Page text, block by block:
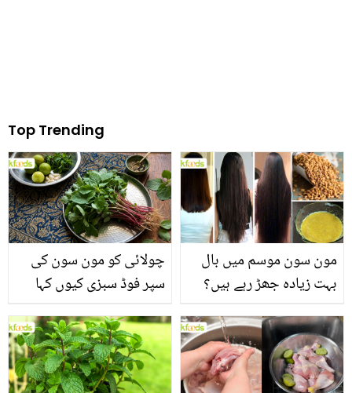
Top Trending
چولائی کو مون سون کی
سپر فوڈ سبزی کیوں کہا
منرلز اور اینٹی آکسیڈنٹس
سے بھرپور اس سبزی کے
فائدے
مون سون موسم میں بال
بہت زیادہ جھڑ رہے ہیں؟
بنانے کے چند قدرتی طریقے